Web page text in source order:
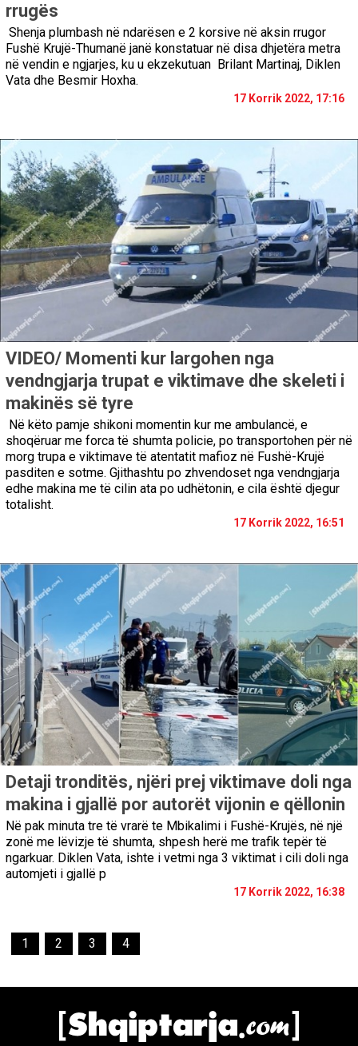
rrugës
Shenja plumbash në ndarësen e 2 korsive në aksin rrugor
Fushë Krujë-Thumanë janë konstatuar në disa dhjetëra metra
në vendin e ngjarjes, ku u ekzekutuan Brilant Martinaj, Diklen
Vata dhe Besmir Hoxha.
17 Korrik 2022, 17:16
VIDEO/ Momenti kur largohen nga
vendngjarja trupat e viktimave dhe skeleti i
makinës së tyre
Në këto pamje shikoni momentin kur me ambulancë, e
shoqëruar me forca të shumta policie, po transportohen për në
morg trupa e viktimave të atentatit mafioz në Fushë-Krujë
pasditen e sotme. Gjithashtu po zhvendoset nga vendngjarja
edhe makina me të cilin ata po udhëtonin, e cila është djegur
totalisht.
17 Korrik 2022, 16:51
Detaji tronditës, njëri prej viktimave doli nga
makina i gjallë por autorët vijonin e qëllonin
Në pak minuta tre të vrarë te Mbikalimi i Fushë-Krujës, në një
zonë me lëvizje të shumta, shpesh herë me trafik tepër të
ngarkuar. Diklen Vata, ishte i vetmi nga 3 viktimat i cili doli nga
automjeti i gjallë p
17 Korrik 2022, 16:38
1 2 3 4